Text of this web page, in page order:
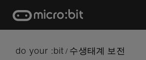
content
do your :bit / 수생태계 보전